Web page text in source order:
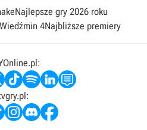
Najlepsze gry 2026 roku
Wiedźmin 4Najbliższe premiery